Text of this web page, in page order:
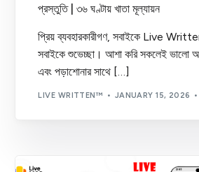
প্রস্তুতি | ৩৬ ঘণ্টায় খাতা মূল্যায়ন
প্রিয় ব্যবহারকারীগণ, সবাইকে Live
সবাইকে শুভেচ্ছা। আশা করি সকলেই
এবং পড়াশোনার সাথে […]
LIVE WRITTEN™ JANUARY 15, 2026